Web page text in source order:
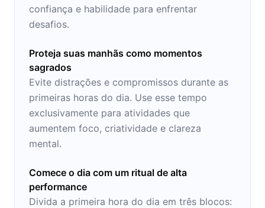
confiança e habilidade para enfrentar
desafios.
Proteja suas manhãs como momentos
sagrados
Evite distrações e compromissos durante as
primeiras horas do dia. Use esse tempo
exclusivamente para atividades que
aumentem foco, criatividade e clareza
mental.
Comece o dia com um ritual de alta
performance
Divida a primeira hora do dia em três blocos: